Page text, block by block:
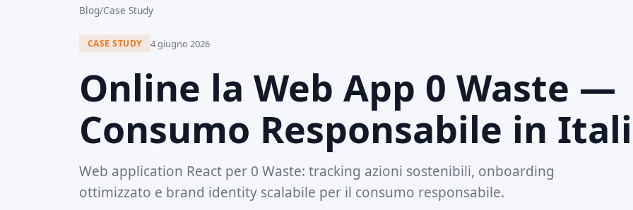
Blog/Case Study
CASE STUDY 4 giugno 2026
Online la Web App 0 Waste —
Consumo Responsabile in
Web application React per 0 Waste: tracking azioni sostenibili, onboarding
ottimizzato e brand identity scalabile per il consumo responsabile.